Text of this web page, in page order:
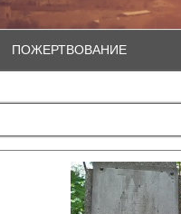
ПОЖЕРТВОВАНИЕ